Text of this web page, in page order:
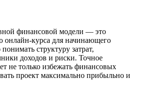
финансовой модели — это
онлайн-курса для начинающего
структуру затрат,
доходов и риски. Точное
не только избежать финансовых
проект максимально прибыльно и